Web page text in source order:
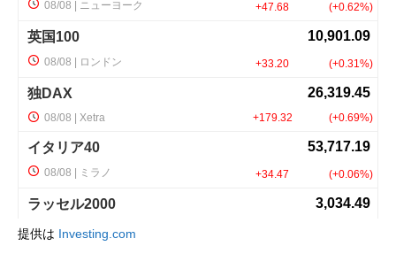
提供は Investing.com